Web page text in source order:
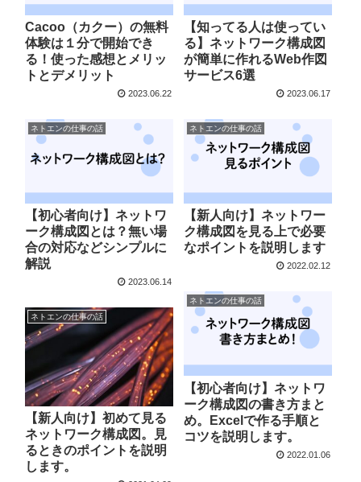
Cacoo（カクー）の無料
体験は１分で開始でき
る！使った感想とメリッ
トとデメリット
2023.06.22
【知ってる人は使ってい
る】ネットワーク構成図
が簡単に作れるWeb作図
サービス6選
2023.06.17
ネトエンの仕事の話
【初心者向け】ネットワ
ーク構成図とは？無い場
合の対応などシンプルに
解説
2023.06.14
ネトエンの仕事の話
【新人向け】ネットワー
ク構成図を見る上で必要
なポイントを説明します
2022.02.12
ネトエンの仕事の話
【初心者向け】ネットワ
ーク構成図の書き方まと
め。Excelで作る手順と
コツを説明します。
2022.01.06
ネトエンの仕事の話
【新人向け】初めて見る
ネットワーク構成図。見
るときのポイントを説明
します。